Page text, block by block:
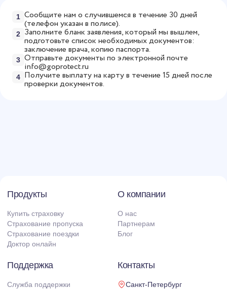
1 Сообщите нам о случившемся в течение 30 дней
(телефон указан в полисе).
2 Заполните бланк заявления, который мы вышлем,
подготовьте список необходимых документов:
заключение врача, копию паспорта.
3 Отправьте документы по электронной почте
info@goprotect.ru
4 Получите выплату на карту в течение 15 дней после
проверки документов.
О компании
О нас
Партнерам
Блог
Поддержка
Служба поддержки
Продукты
Купить страховку
Страхование пропуска
Страхование поездки
Доктор онлайн
Контакты
Санкт-Петербург